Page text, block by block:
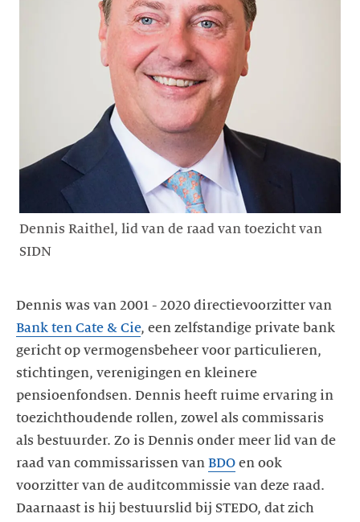
Dennis Raithel, lid van de raad van toezicht van
SIDN
Dennis was van 2001 - 2020 directievoorzitter van
Bank ten Cate & Cie, een zelfstandige private bank
gericht op vermogensbeheer voor particulieren,
stichtingen, verenigingen en kleinere
pensioenfondsen. Dennis heeft ruime ervaring in
toezichthoudende rollen, zowel als commissaris
als bestuurder. Zo is Dennis onder meer lid van de
raad van commissarissen van BDO en ook
voorzitter van de auditcommissie van deze raad.
Daarnaast is hij bestuurslid bij STEDO, dat zich